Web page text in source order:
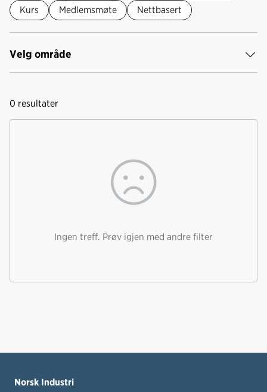
Kurs
Medlemsmøte Nettbasert
Velg område
0 resultater
Ingen treff. Prøv igjen med andre filter
Norsk Industri